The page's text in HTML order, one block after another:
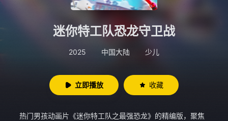
迷你特工队恐龙守卫战
2025 中国大陆 少儿
立即播放 收藏
热门男孩动画片《迷你特工队之最强恐龙》的精编版，聚焦